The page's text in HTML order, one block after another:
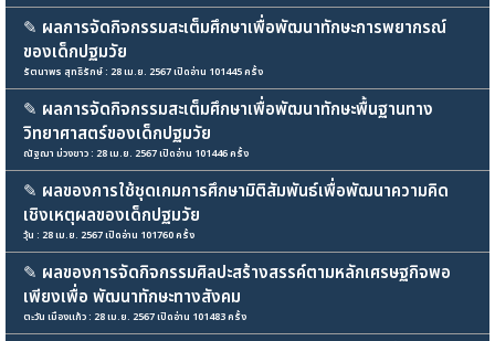
✎ ผลการจัดกิจกรรมสะเต็มศึกษาเพื่อพัฒนาทักษะการพยากรณ์
ของเด็กปฐมวัย
รัตนาพร สุทธิรักษ์ : 28 เม.ย. 2567 เปิดอ่าน 101445 ครั้ง
✎ ผลการจัดกิจกรรมสะเต็มศึกษาเพื่อพัฒนาทักษะพื้นฐานทาง
วิทยาศาสตร์ของเด็กปฐมวัย
ณัฐฌา ม่วงขาว : 28 เม.ย. 2567 เปิดอ่าน 101446 ครั้ง
✎ ผลของการใช้ชุดเกมการศึกษามิติสัมพันธ์เพื่อพัฒนาความคิด
เชิงเหตุผลของเด็กปฐมวัย
วุ้น : 28 เม.ย. 2567 เปิดอ่าน 101760 ครั้ง
✎ ผลของการจัดกิจกรรมศิลปะสร้างสรรค์ตามหลักเศรษฐกิจพอ
เพียงเพื่อ พัฒนาทักษะทางสังคม
ตะวัน เมืองแก้ว : 28 เม.ย. 2567 เปิดอ่าน 101483 ครั้ง